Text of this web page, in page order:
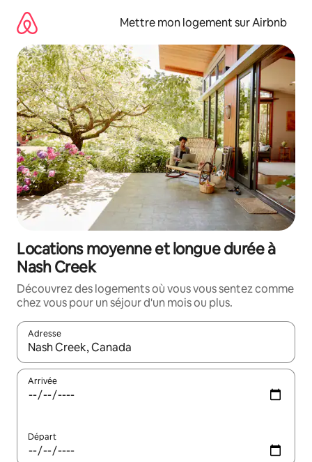
directement
contenu
Mettre mon logement sur Airbnb
Locations moyenne et longue durée à
Nash Creek
Découvrez des logements où vous vous sentez comme
chez vous pour un séjour d'un mois ou plus.
Adresse
Lorsque les résultats s'affichent, utilisez les flèches vers le
Arrivée
Départ